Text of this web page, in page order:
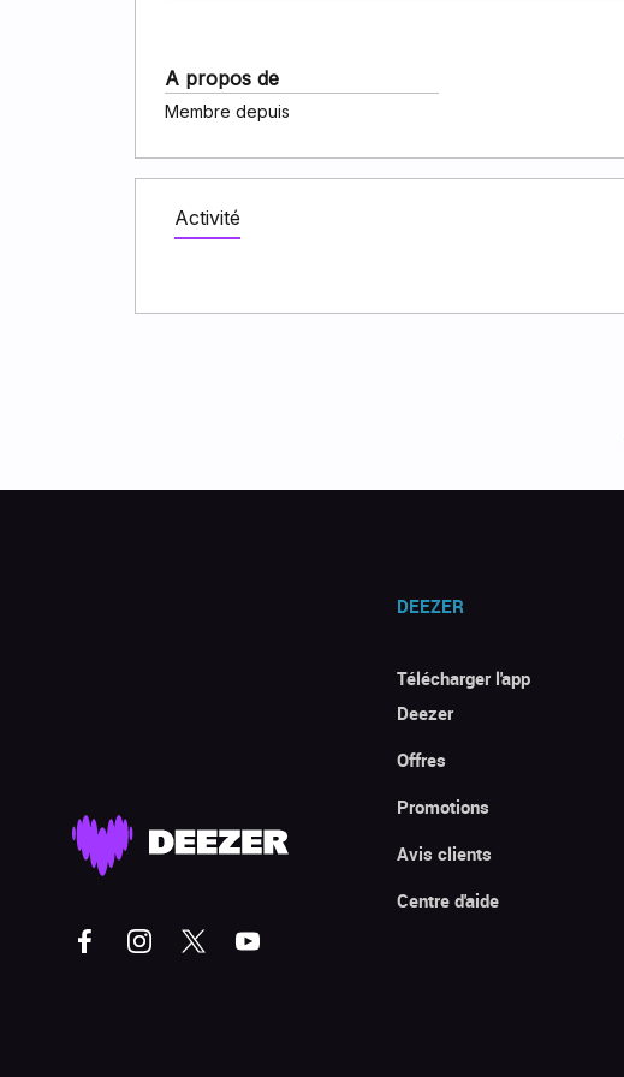
A propos de
Membre depuis
Activité
DEEZER
Télécharger l'app
Deezer
Offres
Promotions
Avis clients
Centre d'aide